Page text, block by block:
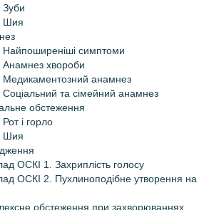
Зуби
Шия
Найпоширеніші симптоми
Анамнез хвороби
Медикаментозний анамнез
Соціальний та сімейний анамнез
обстеження
Рот і горло
Шия
ОСКІ 1. Захриплість голосу
ОСКІ 2. Пухлиноподібне утворення на
обстеження при захворюваннях